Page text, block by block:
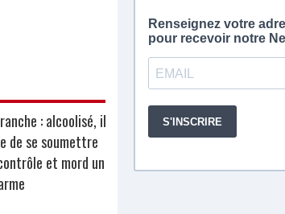
: alcoolisé, il
de se soumettre
et mord un